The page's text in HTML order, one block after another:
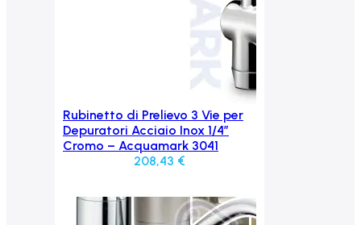
Aggiungi al carrello
Rubinetto di Prelievo 3 Vie per
Depuratori Acciaio Inox 1/4″
Cromo – Acquamark 3041
208,43 €